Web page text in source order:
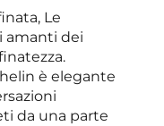
Le
amanti dei
è elegante
da una parte